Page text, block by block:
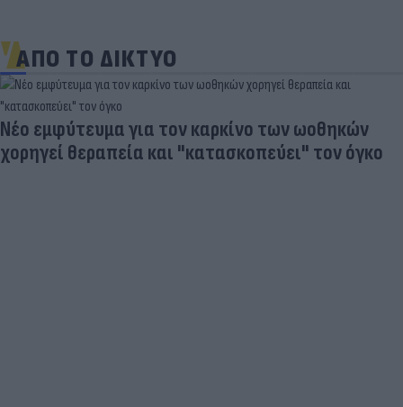
ΑΠΟ ΤΟ ΔΙΚΤΥΟ
Νέο εμφύτευμα για τον καρκίνο των ωοθηκών
χορηγεί θεραπεία και "κατασκοπεύει" τον όγκο